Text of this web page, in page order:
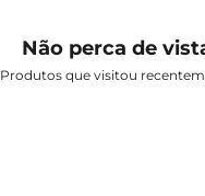
Não perca de
Produtos que visitou